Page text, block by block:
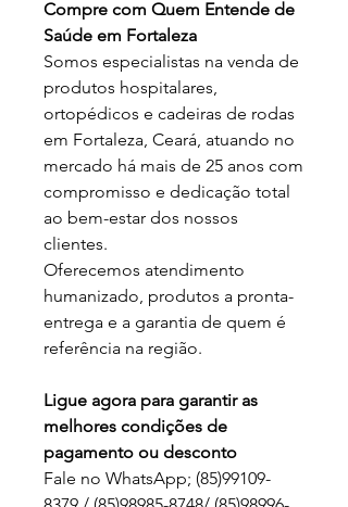
Compre com Quem Entende de
Saúde em Fortaleza
Somos especialistas na venda de
produtos hospitalares,
ortopédicos e cadeiras de rodas
em Fortaleza, Ceará, atuando no
mercado há mais de 25 anos com
compromisso e dedicação total
ao bem-estar dos nossos
clientes.
Oferecemos atendimento
humanizado, produtos a pronta-
entrega e a garantia de quem é
referência na região.
Ligue agora para garantir as
melhores condições de
pagamento ou desconto
Fale no WhatsApp; (85)99109-